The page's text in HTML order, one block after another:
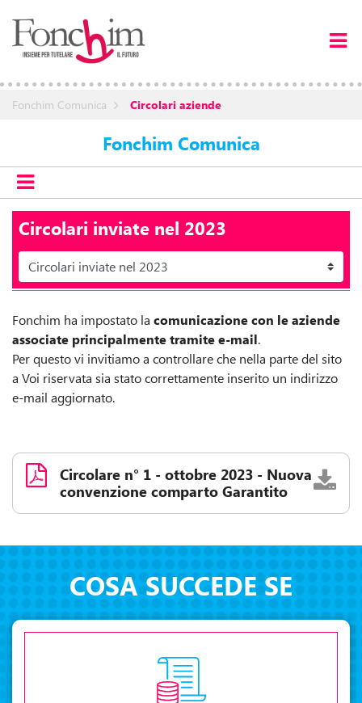
Fonchim Comunica Circolari aziende
Fonchim Comunica
Circolari inviate nel 2023
Fonchim ha impostato la comunicazione con le aziende
associate principalmente tramite e-mail.
Per questo vi invitiamo a controllare che nella parte del sito
a Voi riservata sia stato correttamente inserito un indirizzo
e-mail aggiornato.
Circolare n° 1 - ottobre 2023 - Nuova
convenzione comparto Garantito
COSA SUCCEDE SE